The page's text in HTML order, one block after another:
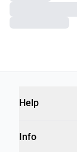
Help
Info